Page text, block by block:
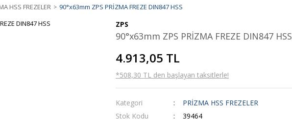
HSS FREZELER 90°x63mm ZPS PRİZMA FREZE DIN847 HSS
ZPS
90°x63mm ZPS PRİZMA FREZE DIN847 HSS
4.913,05 TL
*508,30 TL den başlayan taksitlerle!
Kategori
PRİZMA HSS FREZELER
Stok Kodu
39464